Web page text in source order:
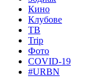
Кино
Клубове
ТВ
Trip
Фото
COVID-19
#URBN